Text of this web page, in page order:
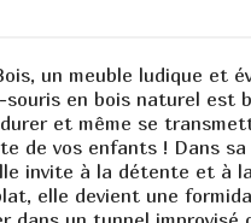
un meuble ludique et
en bois naturel
et même se
de vos enfants ! Dans
invite à la détente et à
elle devient une